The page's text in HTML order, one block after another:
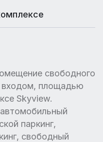
свободного
входом, площадью
Skyview.
паркинг,
свободный